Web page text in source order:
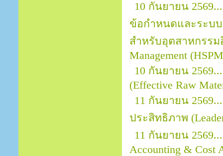
10 กันยายน
ข้อกำหนดและระบบ
สำหรับอุตสาหกรรมอิ
Management
10 กันยายน
(Effective Raw
11 กันยายน
ประสิทธิภาพ
11 กันยายน
Accounting & Cost